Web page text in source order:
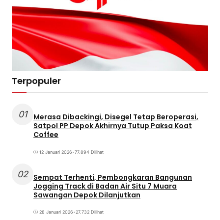
Terpopuler
01
Merasa Dibackingi, Disegel Tetap Beroperasi,
Satpol PP Depok Akhirnya Tutup Paksa Koat
Coffee
12 Januari 2026•77.894 Dilihat
02 Sempat Terhenti, Pembongkaran Bangunan
Jogging Track di Badan Air Situ 7 Muara
Sawangan Depok Dilanjutkan
28 Januari 2026•27.732 Dilihat